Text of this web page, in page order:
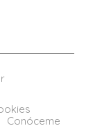
Conóceme